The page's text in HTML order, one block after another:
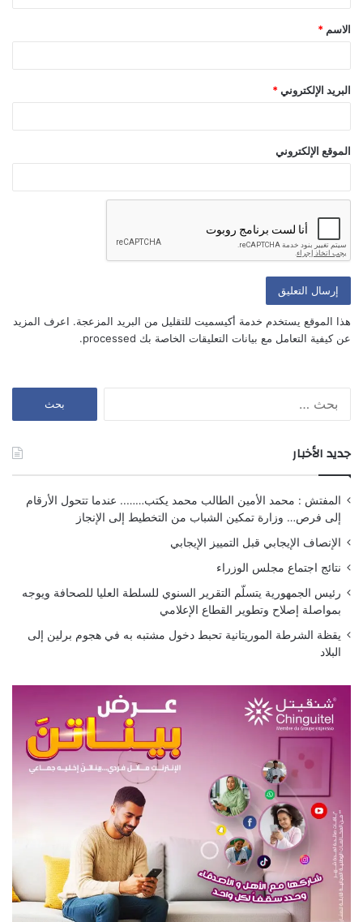
ق
*
الاسم *
البريد الإلكتروني *
الموقع الإلكتروني
أعلمني بالمواضيع الجديدة بواسطة البريد الإلكتروني.
هذا الموقع يستخدم خدمة أكيسميت للتقليل من البريد المزعجة. اعرف المزيد
عن كيفية التعامل مع بيانات التعليقات الخاصة بك processed
.
جديد الأخبار
المفتش : محمد الأمين الطالب محمد يكتب…….. عندما تتحول الأرقام
إلى فرص… وزارة تمكين الشباب من التخطيط إلى الإنجاز
الإنصاف الإيجابي قبل التمييز الإيجابي
نتائج اجتماع مجلس الوزراء
رئيس الجمهورية يتسلّم التقرير السنوي للسلطة العليا للصحافة ويوجه
بمواصلة إصلاح وتطوير القطاع الإعلامي
يقظة الشرطة الموريتانية تحبط دخول مشتبه به في هجوم برلين إلى
البلاد